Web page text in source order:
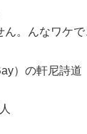
。んなワケで
）の軒尼詩道